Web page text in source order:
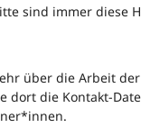
sind immer diese
über die Arbeit
dort die Kontakt-